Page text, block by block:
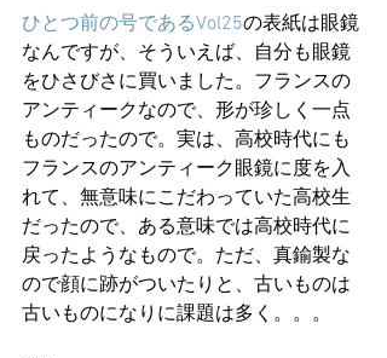
ひとつ前の号であるVol25の表紙は眼鏡
なんですが、そういえば、自分も眼鏡
をひさびさに買いました。フランスの
アンティークなので、形が珍しく一点
ものだったので。実は、高校時代にも
フランスのアンティーク眼鏡に度を入
れて、無意味にこだわっていた高校生
だったので、ある意味では高校時代に
戻ったようなもので。ただ、真鍮製な
ので顔に跡がついたりと、古いものは
古いものになりに課題は多く。。。